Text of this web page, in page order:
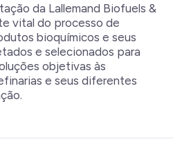
da Lallemand Biofuels &
vital do processo de
bioquímicos e seus
e selecionados para
objetivas às
e seus diferentes